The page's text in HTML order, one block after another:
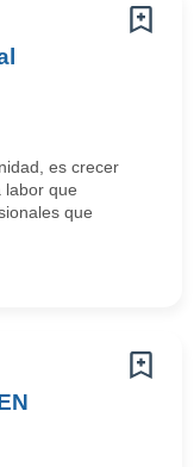
es crecer
labor que
que